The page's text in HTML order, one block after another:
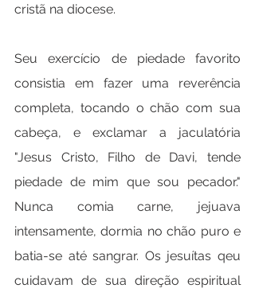
cristã na diocese.
Seu exercício de piedade favorito
consistia em fazer uma reverência
completa, tocando o chão com sua
cabeça, e exclamar a jaculatória
"Jesus Cristo, Filho de Davi, tende
piedade de mim que sou pecador."
Nunca comia carne, jejuava
intensamente, dormia no chão puro e
batia-se até sangrar. Os jesuítas qeu
cuidavam de sua direção espiritual